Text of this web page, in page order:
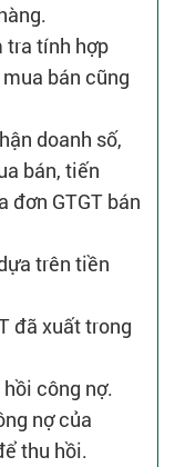
tra tính hợp
bán cũng
doanh số,
bán, tiến
đơn GTGT bán
trên tiền
đã xuất trong
công nợ.
nợ của
thu hồi.